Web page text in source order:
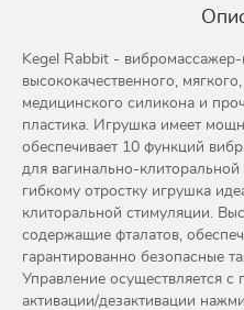
Kegel Rabbit - вибромассажер-
высококачественного,
медицинского силикона и
пластика. Игрушка имеет
обеспечивает 10 функций
для вагинально-
гибкому отростку игрушка
клиторальной стимуляции.
содержащие фталатов,
гарантированно безопасные
Управление осуществляется
активации/дезактивации